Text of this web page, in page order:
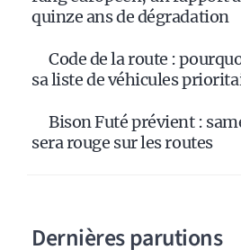
quinze ans de dégradation
Code de la route :
sa liste de véhicules
Bison Futé prévient :
sera rouge sur les routes
Dernières parutions